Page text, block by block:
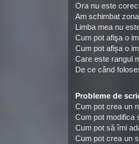
Ora nu este
Am schimbat
Limba mea nu
Cum pot afişa o
Cum pot afișa o
Care este rangul
De ce când
Probleme de
Cum pot crea un
Cum pot modifica
Cum pot să îmi
Cum pot crea un